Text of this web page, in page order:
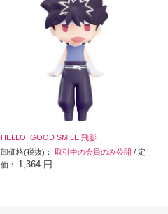
HELLO! GOOD SMILE 飛影
卸価格(税抜)： 取引中の会員のみ公開 / 定
価： 1,364 円